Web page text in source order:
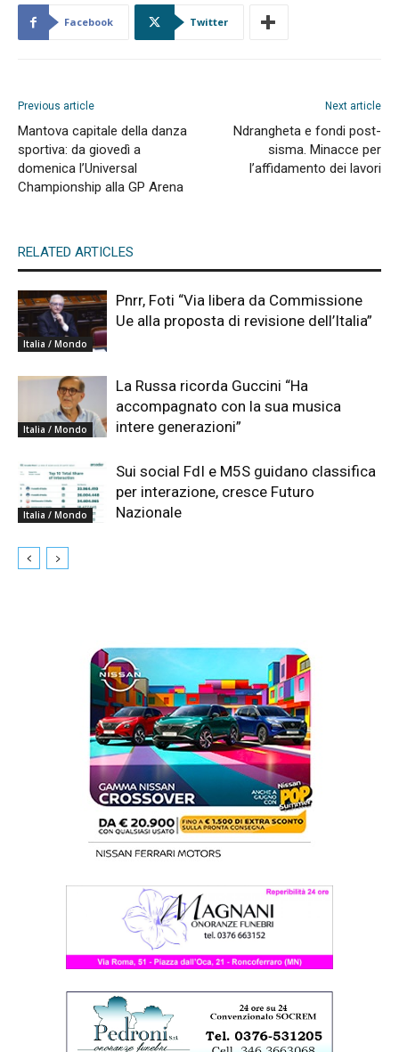
Facebook Twitter
Previous article
Mantova capitale della danza
sportiva: da giovedì a
domenica l’Universal
Championship alla GP Arena
Next article
Ndrangheta e fondi post-
sisma. Minacce per
l’affidamento dei lavori
RELATED ARTICLES
Italia / Mondo
Pnrr, Foti “Via libera da Commissione
Ue alla proposta di revisione dell’Italia”
Italia / Mondo
La Russa ricorda Guccini “Ha
accompagnato con la sua musica
intere generazioni”
Italia / Mondo
Sui social FdI e M5S guidano classifica
per interazione, cresce Futuro
Nazionale